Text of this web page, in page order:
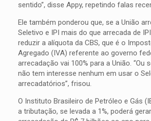
sentido”, disse Appy, repetindo falas
Ele também ponderou que, se a União
Seletivo e IPI mais do que arrecada de
reduzir a alíquota da CBS, que é o
Agregado (IVA) referente ao governo
arrecadação vai 100% para a União. “Ou
não tem interesse nenhum em usar o
arrecadatórios”, frisou.
O Instituto Brasileiro de Petróleo e Gás
a tributação, se levada a 1%, poderá